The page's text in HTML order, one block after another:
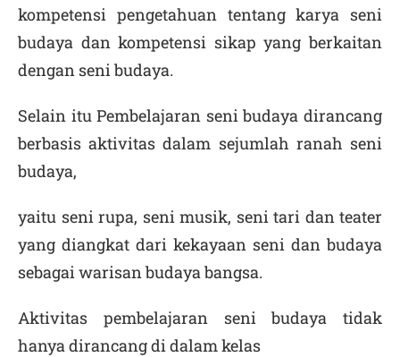
kompetensi pengetahuan tentang karya seni
budaya dan kompetensi sikap yang berkaitan
dengan seni budaya.
Selain itu Pembelajaran seni budaya dirancang
berbasis aktivitas dalam sejumlah ranah seni
budaya,
yaitu seni rupa, seni musik, seni tari dan teater
yang diangkat dari kekayaan seni dan budaya
sebagai warisan budaya bangsa.
Aktivitas pembelajaran seni budaya tidak
hanya dirancang di dalam kelas